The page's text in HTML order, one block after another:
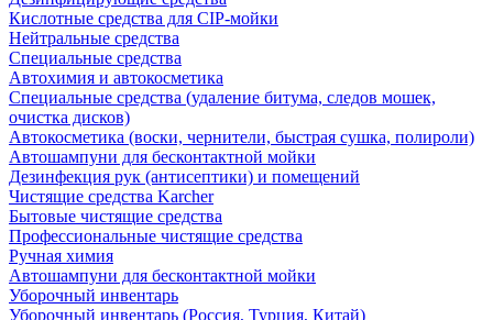
Кислотные средства для CIP-мойки
Нейтральные средства
Специальные средства
Автохимия и автокосметика
Специальные средства (удаление битума, следов мошек,
очистка дисков)
Автокосметика (воски, чернители, быстрая сушка, полироли)
Автошампуни для бесконтактной мойки
Дезинфекция рук (антисептики) и помещений
Чистящие средства Karcher
Бытовые чистящие средства
Профессиональные чистящие средства
Ручная химия
Автошампуни для бесконтактной мойки
Уборочный инвентарь
Уборочный инвентарь (Россия, Турция, Китай)